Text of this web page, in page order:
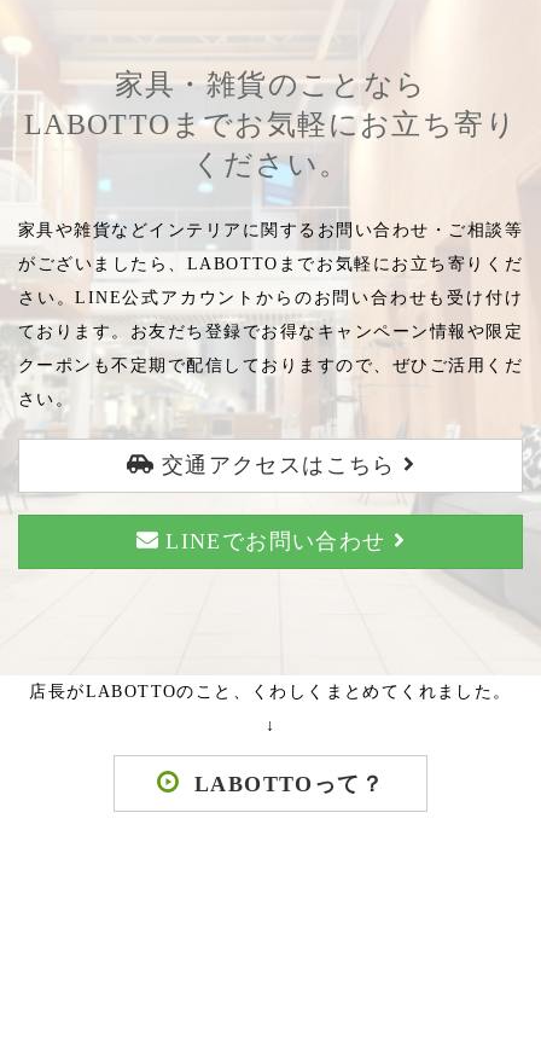
家具・雑貨のことなら
LABOTTOまでお気軽にお立ち寄り
ください。
家具や雑貨などインテリアに関するお問い合わせ・ご相談等
がございましたら、LABOTTOまでお気軽にお立ち寄りくだ
さい。LINE公式アカウントからのお問い合わせも受け付け
ております。お友だち登録でお得なキャンペーン情報や限定
クーポンも不定期で配信しておりますので、ぜひご活用くだ
さい。
交通アクセスはこちら
LINEでお問い合わせ
店長がLABOTTOのこと、くわしくまとめてくれました。
↓
LABOTTOって？